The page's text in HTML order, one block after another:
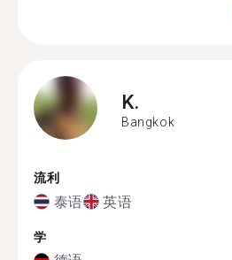
K.
Bangkok
流利
泰语 英语
学